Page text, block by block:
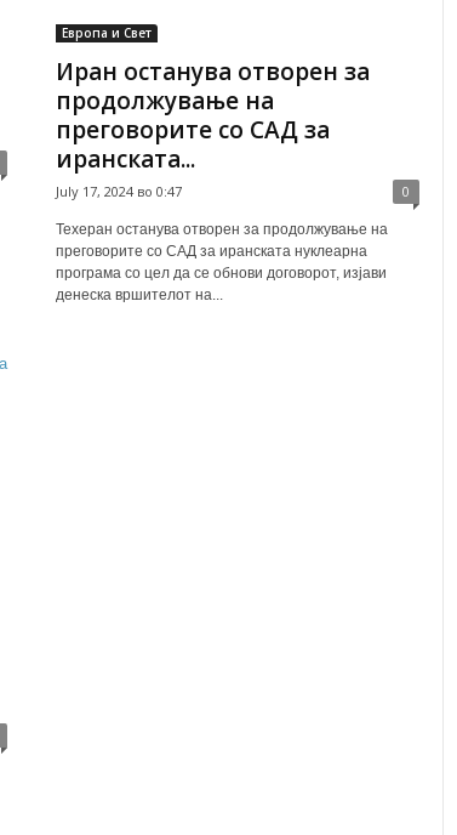
Европа и Свет
Иран останува отворен за
продолжување на
преговорите со САД за
иранската...
July 17, 2024 во 0:47 0
Техеран останува отворен за продолжување на
преговорите со САД за иранската нуклеарна
програма со цел да се обнови договорот, изјави
денеска вршителот на...